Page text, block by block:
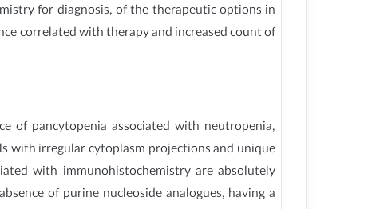
for diagnosis, of the therapeutic options in
correlated with therapy and increased count of
of pancytopenia associated with neutropenia,
with irregular cytoplasm projections and unique
with immunohistochemistry are absolutely
of purine nucleoside analogues, having a